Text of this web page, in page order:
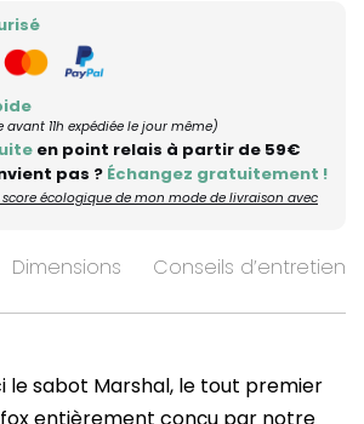
11h expédiée le jour même)
en point relais à partir de 59€
pas ? Échangez gratuitement !
score écologique de mon mode de livraison avec
Dimensions Conseils d’entretien
le sabot Marshal, le tout premier